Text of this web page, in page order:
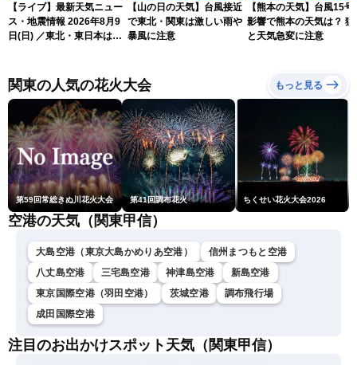
【ライブ】最新天気ニュー
ス・地震情報 2026年8月9
日(日) ／東北・東日本は急
衣／芳野達郎〉
【山の日の天気】台風接近
で東北・関東は激しい雨や
暴風に注意
【熊本の天気】台風15号
影響で熊本の天気は？ 猛
と天気急変に注意
関東の人気の花火大会 もっと見る
第59回常総きぬ川花火大会 第41回調布花火 ちくせい花火大会2026
空港の天気（関東甲信）
大島空港（東京大島かめりあ空港）
信州まつもと空港
八丈島空港
三宅島空港 神津島空港
新島空港
東京国際空港（羽田空港）
茨城空港
調布飛行場
成田国際空港
注目のお出かけスポット天気（関東甲信）